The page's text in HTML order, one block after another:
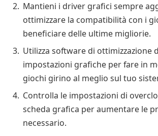
Mantieni i driver grafici sempre
ottimizzare la compatibilità con i
beneficiare delle ultime migliorie.
Utilizza software di ottimizzazione
impostazioni grafiche per fare in
giochi girino al meglio sul tuo
Controlla le impostazioni di
scheda grafica per aumentare le
necessario.